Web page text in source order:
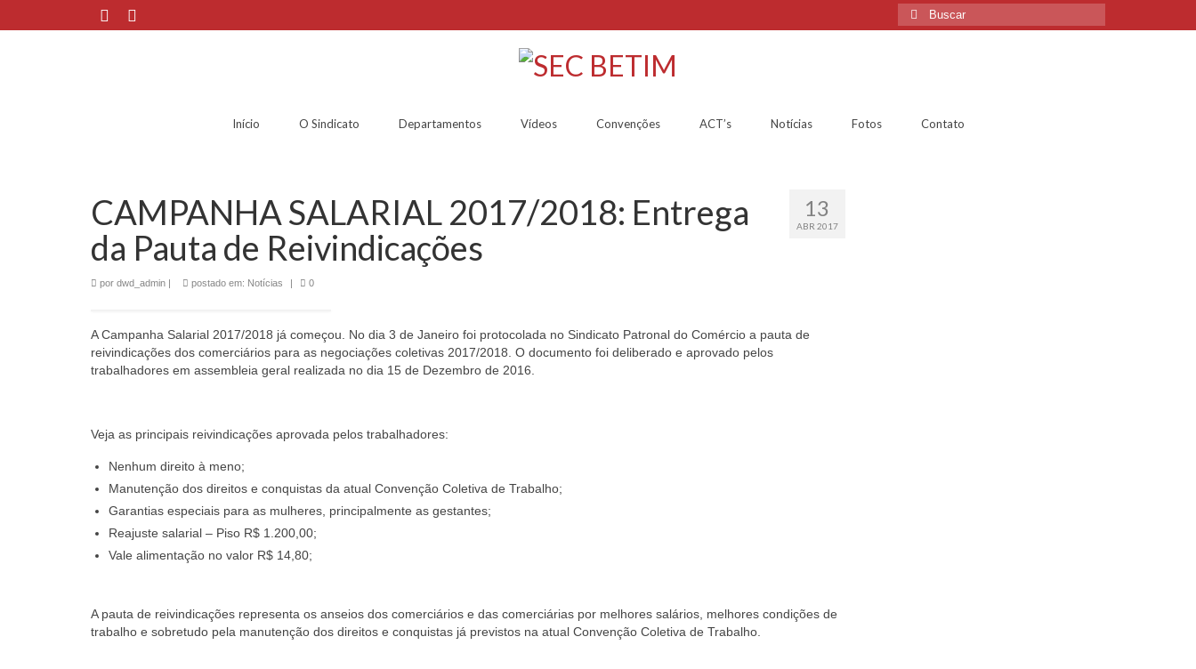
Início O Sindicato Departamentos Vídeos Convenções ACT’s Notícias Fotos Contato
13
ABR 2017
CAMPANHA SALARIAL 2017/2018: Entrega
da Pauta de Reivindicações
por dwd_admin | postado em: Notícias | 0
A Campanha Salarial 2017/2018 já começou. No dia 3 de Janeiro foi protocolada no Sindicato Patronal do Comércio a pauta de
reivindicações dos comerciários para as negociações coletivas 2017/2018. O documento foi deliberado e aprovado pelos
trabalhadores em assembleia geral realizada no dia 15 de Dezembro de 2016.
Veja as principais reivindicações aprovada pelos trabalhadores:
Nenhum direito à meno;
Manutenção dos direitos e conquistas da atual Convenção Coletiva de Trabalho;
Garantias especiais para as mulheres, principalmente as gestantes;
Reajuste salarial – Piso R$ 1.200,00;
Vale alimentação no valor R$ 14,80;
A pauta de reivindicações representa os anseios dos comerciários e das comerciárias por melhores salários, melhores condições de
trabalho e sobretudo pela manutenção dos direitos e conquistas já previstos na atual Convenção Coletiva de Trabalho.